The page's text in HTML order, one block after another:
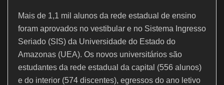
b
o
o
k
A
p
p
a
m
Mais de 1,1 mil alunos da rede estadual de ensino
foram aprovados no vestibular e no Sistema Ingresso
Seriado (SIS) da Universidade do Estado do
Amazonas (UEA). Os novos universitários são
estudantes da rede estadual da capital (556 alunos)
e do interior (574 discentes), egressos do ano letivo